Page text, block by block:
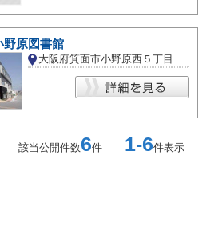
野原図書館
大阪府箕面市小野原西５丁目
該当公開件数6件 1-6件表示